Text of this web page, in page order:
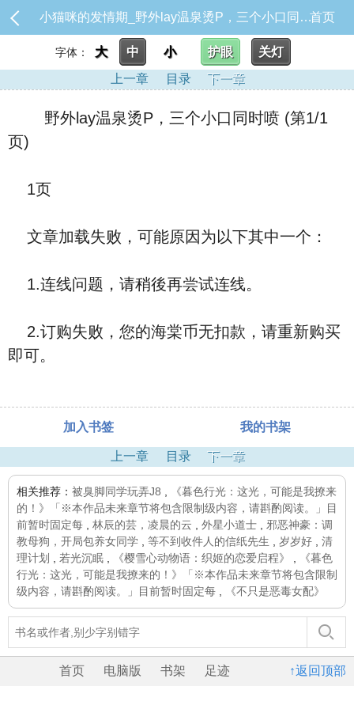
小猫咪的发情期_野外lay温泉烫P，三个小口同时喷首页
字体： 大 中 小 护眼
关灯
上一章
目录 下一章
野外lay温泉烫P，三个小口同时喷 (第1/1
页)
1页
文章加载失败，可能原因为以下其中一个：
1.连线问题，请稍後再尝试连线。
2.订购失败，您的海棠币无扣款，请重新购买
即可。
加入书签 我的书架
上一章 目录 下一章
相关推荐： 被臭脚同学玩弄J8
《暮色行光：这光，可能是我撩来
的！》「※本作品未来章节将包含限制级内容，请斟酌阅读。」目
前暂时固定每
林辰的芸，凌晨的云 外星小道士
邪恶神豪：调
教母狗，开局包养女同学
等不到收件人的信纸先生 岁岁好
清
理计划
若光沉眠 《樱雪心动物语：织姬的恋爱启程》
《暮色
行光：这光，可能是我撩来的！》「※本作品未来章节将包含限制
级内容，请斟酌阅读。」目前暂时固定每
《不只是恶毒女配》
↑返回顶部
首页 电脑版 书架 足迹